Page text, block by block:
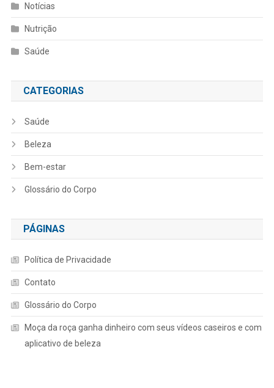
Notícias
Nutrição
Saúde
CATEGORIAS
Saúde
Beleza
Bem-estar
Glossário do Corpo
PÁGINAS
Política de Privacidade
Contato
Glossário do Corpo
Moça da roça ganha dinheiro com seus vídeos caseiros e com
aplicativo de beleza